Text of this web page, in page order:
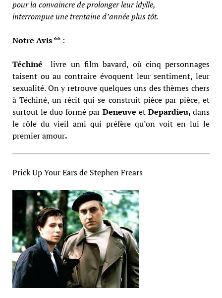
pour la convaincre de prolonger leur idylle,
interrompue une trentaine d’année plus tôt.
Notre Avis **:
Téchiné
livre un film bavard, où cinq personnages
taisent ou au contraire évoquent leur sentiment, leur
sexualité. On y retrouve quelques uns des thèmes chers
à Téchiné, un récit qui se construit pièce par pièce, et
surtout le duo formé parDeneuveet Depardieu,dans
le rôle du vieil ami qui préfère qu’on voit en lui le
premier amour.
Prick Up Your Ears de Stephen Frears